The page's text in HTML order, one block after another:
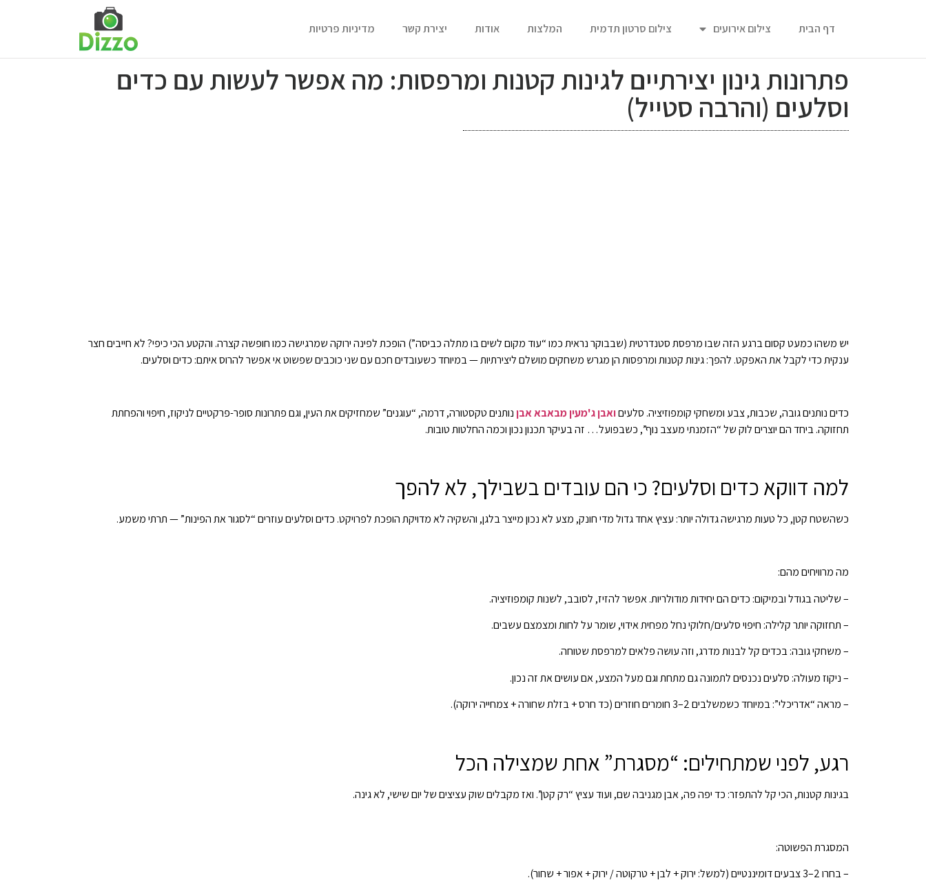
דף הבית צילום אירועים צילום סרטון תדמית המלצות אודות יצירת קשר מדיניות פרטיות
פתרונות גינון יצירתיים לגינות קטנות ומרפסות: מה אפשר לעשות עם כדים
וסלעים (והרבה סטייל)
יש משהו כמעט קסום ברגע הזה שבו מרפסת סטנדרטית (שבבוקר נראית כמו “עוד מקום לשים בו מתלה כביסה”) הופכת לפינה ירוקה שמרגישה כמו חופשה קצרה. והקטע הכי כיפי? לא חייבים חצר
ענקית כדי לקבל את האפקט. להפך: גינות קטנות ומרפסות הן מגרש משחקים מושלם ליצירתיות — במיוחד כשעובדים חכם עם שני כוכבים שפשוט אי אפשר להרוס איתם: כדים וסלעים.
כדים נותנים גובה, שכבות, צבע ומשחקי קומפוזיציה. סלעיםואבן ג'מעין מבאבא אבןנותנים טקסטורה, דרמה, “עוגנים” שמחזיקים את העין, וגם פתרונות סופר-פרקטיים לניקוז, חיפוי והפחתת
תחזוקה. ביחד הם יוצרים לוק של “הזמנתי מעצב נוף”, כשבפועל… זה בעיקר תכנון נכון וכמה החלטות טובות.
למה דווקא כדים וסלעים? כי הם עובדים בשבילך, לא להפך
כשהשטח קטן, כל טעות מרגישה גדולה יותר: עציץ אחד גדול מדי חונק, מצע לא נכון מייצר בלגן, והשקיה לא מדויקת הופכת לפרויקט. כדים וסלעים עוזרים “לסגור את הפינות” — תרתי משמע.
מה מרוויחים מהם:
– שליטה בגודל ובמיקום: כדים הם יחידות מודולריות. אפשר להזיז, לסובב, לשנות קומפוזיציה.
– תחזוקה יותר קלילה: חיפוי סלעים/חלוקי נחל מפחית אידוי, שומר על לחות ומצמצם עשבים.
– משחקי גובה: בכדים קל לבנות מדרג, וזה עושה פלאים למרפסת שטוחה.
– ניקוז מעולה: סלעים נכנסים לתמונה גם מתחת וגם מעל המצע, אם עושים את זה נכון.
– מראה “אדריכלי”: במיוחד כשמשלבים 2–3 חומרים חוזרים (כד חרס + בזלת שחורה + צמחייה ירוקה).
רגע, לפני שמתחילים: “מסגרת” אחת שמצילה הכל
בגינות קטנות, הכי קל להתפזר: כד יפה פה, אבן מגניבה שם, ועוד עציץ “רק קטן”. ואז מקבלים שוק עציצים של יום שישי, לא גינה.
המסגרת הפשוטה:
– בחרו 2–3 צבעים דומיננטיים (למשל: ירוק + לבן + טרקוטה / ירוק + אפור + שחור).